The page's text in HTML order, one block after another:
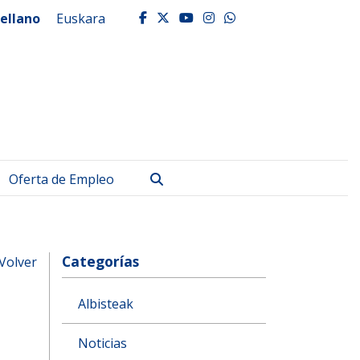
Euskara facebook
twitter
youtube
instagram
whatsapp
Oferta de Empleo
Categorías
Albisteak
Noticias